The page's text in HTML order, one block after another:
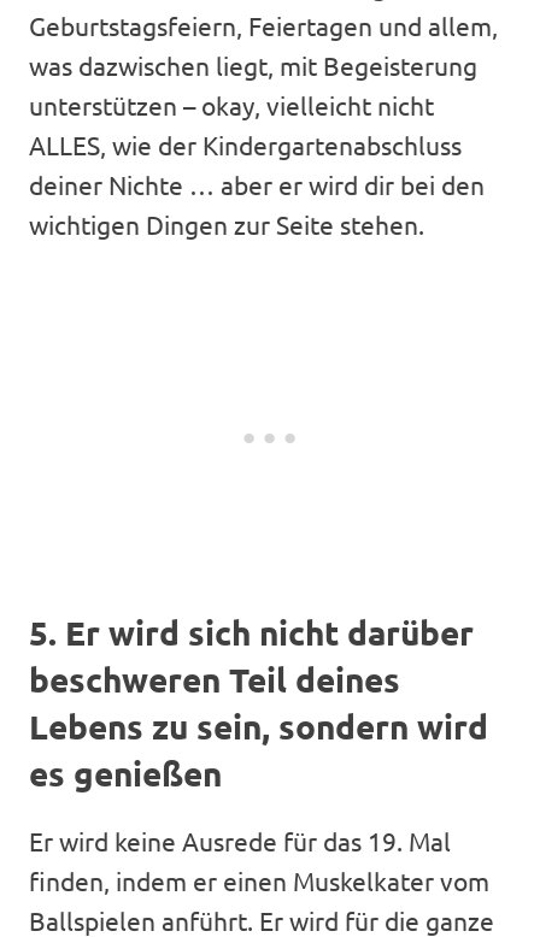
Geburtstagsfeiern, Feiertagen und allem,
was dazwischen liegt, mit Begeisterung
unterstützen – okay, vielleicht nicht
ALLES, wie der Kindergartenabschluss
deiner Nichte … aber er wird dir bei den
wichtigen Dingen zur Seite stehen.
5. Er wird sich nicht darüber
beschweren Teil deines
Lebens zu sein, sondern wird
es genießen
Er wird keine Ausrede für das 19. Mal
finden, indem er einen Muskelkater vom
Ballspielen anführt. Er wird für die ganze